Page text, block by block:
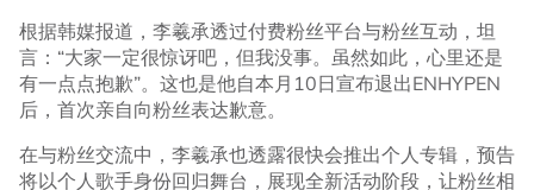
根据韩媒报道，李羲承透过付费粉丝平台与粉丝互动，坦
言：“大家一定很惊讶吧，但我没事。虽然如此，心里还是
有一点点抱歉”。这也是他自本月10日宣布退出ENHYPEN
后，首次亲自向粉丝表达歉意。
在与粉丝交流中，李羲承也透露很快会推出个人专辑，预告
将以个人歌手身份回归舞台，展现全新活动阶段，让粉丝相